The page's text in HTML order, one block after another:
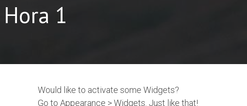
1
Would like to activate some Widgets?
Go to Appearance > Widgets. Just like that!